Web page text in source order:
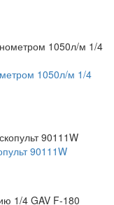
1050л/м 1/4
90111W